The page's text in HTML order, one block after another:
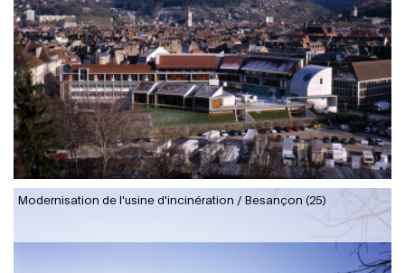
Modernisation de l'usine d'incinération / Besançon (25)